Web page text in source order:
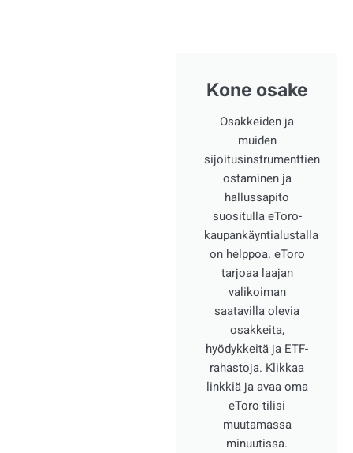
Kone osake
Osakkeiden ja
muiden
sijoitusinstrumenttien
ostaminen ja
hallussapito
suositulla eToro-
kaupankäyntialustalla
on helppoa. eToro
tarjoaa laajan
valikoiman
saatavilla olevia
osakkeita,
hyödykkeitä ja ETF-
rahastoja. Klikkaa
linkkiä ja avaa oma
eToro-tilisi
muutamassa
minuutissa.